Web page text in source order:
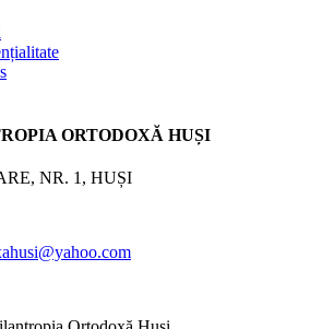
ORTODOXĂ HUȘI
NR. 1, HUȘI